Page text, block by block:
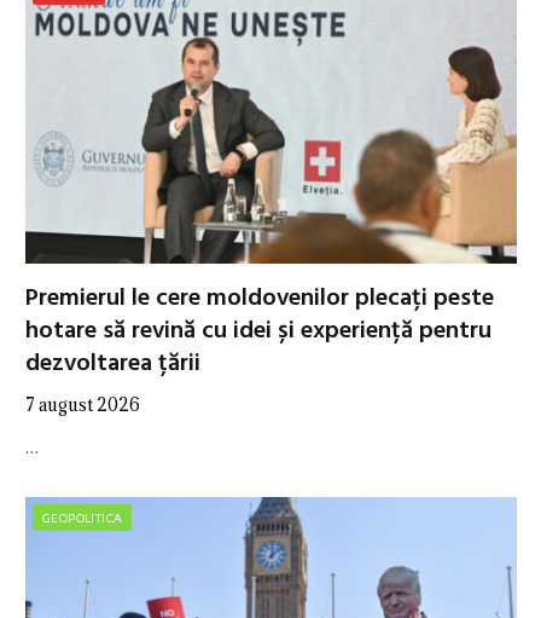
Premierul le cere moldovenilor plecați peste
hotare să revină cu idei și experiență pentru
dezvoltarea țării
7 august 2026
…
GEOPOLITICA